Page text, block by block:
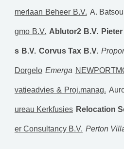
merlaan Beheer B.V. A.
gmo B.V. Ablutor2 B.V.
s B.V. Corvus Tax B.V.
Dorgelo Emerga
vatieadvies & Proj.manag.
ureau Kerkfusies Relocation
er Consultancy B.V. Perton